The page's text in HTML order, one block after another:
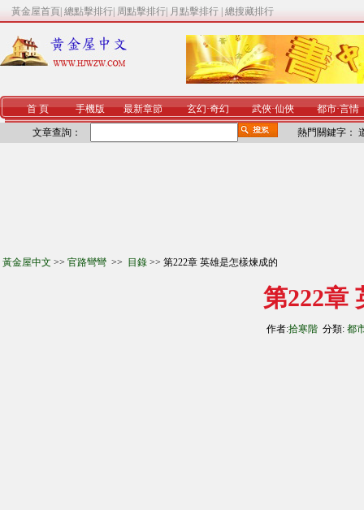
黃金屋首頁 總點擊排行 周點擊排行 月點擊排行 總搜藏排行
首 頁 手機版 最新章節 玄幻·奇幻 武俠·仙俠 都市·言情
文章查詢： 熱門關鍵字：
黃金屋中文 >> 官路彎彎 >> 目錄 >> 第222章 英雄是怎樣煉成的
第222章
作者:拾寒階 分類: 都